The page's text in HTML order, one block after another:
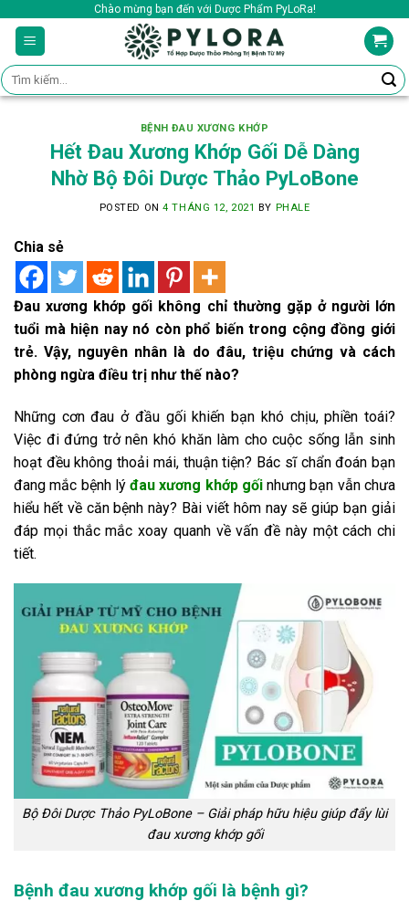
content
Chào mừng bạn đến với Dược Phẩm PyLoRa!
Tìm
kiếm:
BỆNH ĐAU XƯƠNG KHỚP
Hết Đau Xương Khớp Gối Dễ Dàng
Nhờ Bộ Đôi Dược Thảo PyLoBone
POSTED ON4 THÁNG 12, 2021 BY PHALE
Chia sẻ
Đau xương khớp gối không chỉ thường gặp ở người lớn
tuổi mà hiện nay nó còn phổ biến trong cộng đồng giới
trẻ. Vậy, nguyên nhân là do đâu, triệu chứng và cách
phòng ngừa điều trị như thế nào?
Những cơn đau ở đầu gối khiến bạn khó chịu, phiền toái?
Việc đi đứng trở nên khó khăn làm cho cuộc sống lẫn sinh
hoạt đều không thoải mái, thuận tiện? Bác sĩ chẩn đoán bạn
đang mắc bệnh lýđau xương khớp gối nhưng bạn vẫn chưa
hiểu hết về căn bệnh này? Bài viết hôm nay sẽ giúp bạn giải
đáp mọi thắc mắc xoay quanh về vấn đề này một cách chi
tiết.
Bộ Đôi Dược Thảo PyLoBone – Giải pháp hữu hiệu giúp đẩy lùi
đau xương khớp gối
Bệnh đau xương khớp gối là bệnh gì?